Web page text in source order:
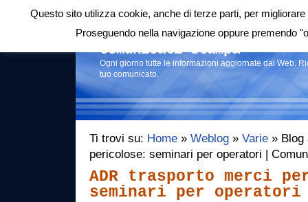
Login|RSS |
Comunicati stampa
Ogni giorno tutte le informazioni aggiornate dal Web.
tuo comunicato.
Ti trovi su: Home » Weblog » Varie » Blog
pericolose: seminari per operatori |
ADR trasporto merci
seminari per operatori
Questo sito utilizza cookie, anche di terze parti, per
Proseguendo nella navigazione oppure premendo